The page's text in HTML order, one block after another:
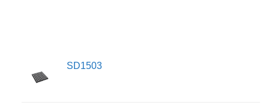
SD1503